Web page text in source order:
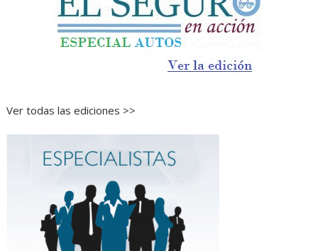
Ver todas las ediciones >>